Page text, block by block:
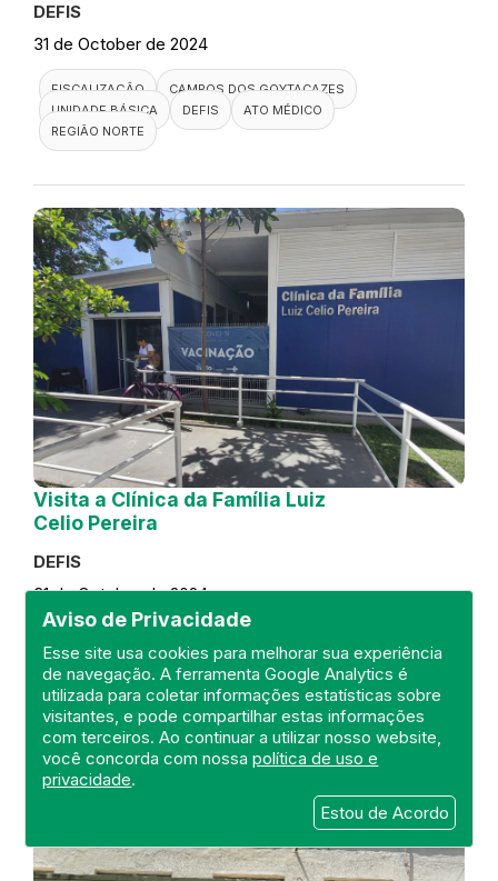
Aviso de Privacidade
Esse site usa cookies para melhorar sua experiência
de navegação. A ferramenta Google Analytics é
utilizada para coletar informações estatísticas sobre
visitantes, e pode compartilhar estas informações
com terceiros. Ao continuar a utilizar nosso website,
você concorda com nossapolítica de uso e
privacidade.
Estou de Acordo
DEFIS
31 de October de 2024
FISCALIZAÇÃO
CAMPOS DOS GOYTACAZES
UNIDADE BÁSICA
DEFIS
ATO MÉDICO
REGIÃO NORTE
Visita a Clínica da Família Luiz
Celio Pereira
DEFIS
31 de October de 2024
REGIÃO METROPOLITANA
DEFIS
ATO MÉDICO
CLÍNICA DA FAMÍLIA